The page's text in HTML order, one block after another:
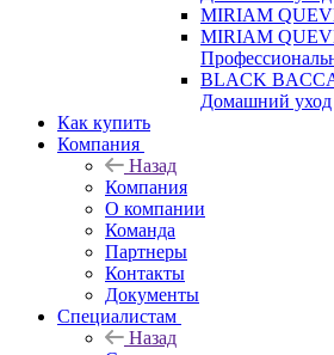
MIRIAM
MIRIAM
BLACK
Домашний уход
Как купить
Компания
Назад
Компания
О компании
Команда
Партнеры
Контакты
Документы
Специалистам
Назад